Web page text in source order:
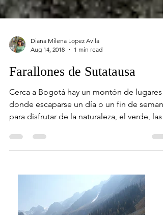
Aug 14, 2018
1 min read
Farallones de Sutatausa
Cerca a Bogotá hay un montón de lugares
para disfrutar de la naturaleza, el verde, las
montañas...